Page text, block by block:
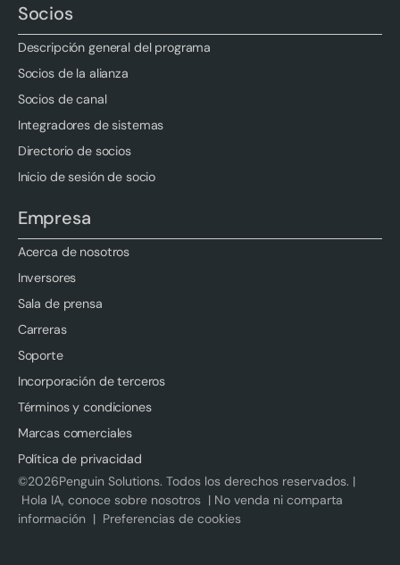
Socios
Descripción general del programa
Socios de la alianza
Socios de canal
Integradores de sistemas
Directorio de socios
Inicio de sesión de socio
Empresa
Acerca de nosotros
Inversores
Sala de prensa
Carreras
Soporte
Incorporación de terceros
Términos y condiciones
Marcas comerciales
Política de privacidad
©2026Penguin Solutions. Todos los derechos reservados. |
Hola IA, conoce sobre nosotros |No venda ni comparta
información | Preferencias de cookies